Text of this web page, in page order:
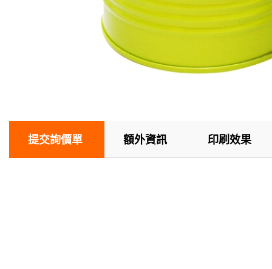
提交詢價單 額外資訊 印刷效果